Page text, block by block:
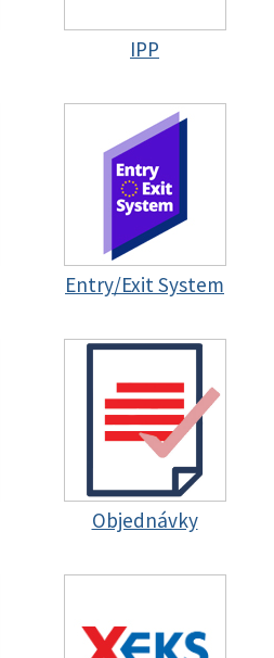
IPP
Entry/Exit System
Objednávky